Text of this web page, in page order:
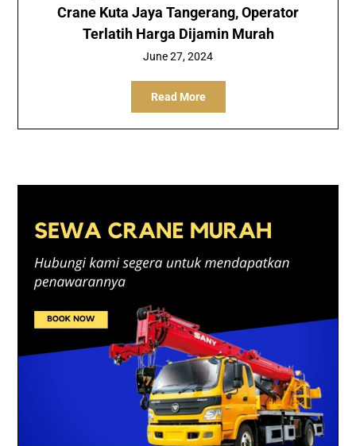
Crane Kuta Jaya Tangerang, Operator
Terlatih Harga Dijamin Murah
June 27, 2024
Read More